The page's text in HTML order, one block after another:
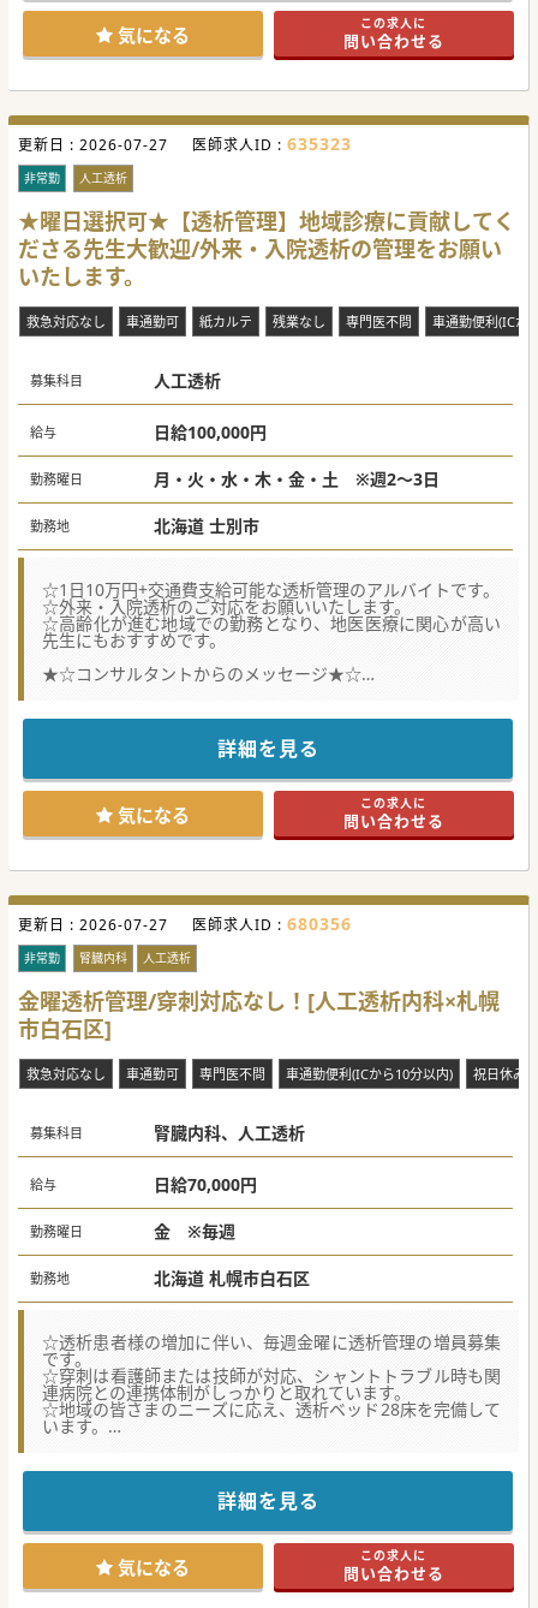
気になる この求人に
問い合わせる
更新日 : 2026-07-27 医師求人ID : 635323
非常勤 人工透析
★曜日選択可★【透析管理】地域診療に貢献してく
ださる先生大歓迎/外来・入院透析の管理をお願い
いたします。
救急対応なし 車通勤可 紙カルテ 残業なし 専門医不問 車通勤便利(ICか
募集科目 人工透析
給与 日給100,000円
勤務曜日 月・火・水・木・金・土 ※週2～3日
勤務地 北海道 士別市
☆1日10万円+交通費支給可能な透析管理のアルバイトです。
☆外来・入院透析のご対応をお願いいたします。
☆高齢化が進む地域での勤務となり、地医医療に関心が高い
先生にもおすすめです。
★☆コンサルタントからのメッセージ★☆
ります。
勤務曜日もご相談可能となりますので、
地域診療に関心の高い先生のご応募をぜひお待ちしておりま
す！
詳細を見る
気になる この求人に
問い合わせる
更新日 : 2026-07-27 医師求人ID : 680356
非常勤 腎臓内科 人工透析
金曜透析管理/穿刺対応なし！[人工透析内科×札幌
市白石区]
救急対応なし 車通勤可 専門医不問 車通勤便利(ICから10分以内) 祝日休み
募集科目 腎臓内科、人工透析
給与 日給70,000円
勤務曜日 金 ※毎週
勤務地 北海道 札幌市白石区
☆透析患者様の増加に伴い、毎週金曜に透析管理の増員募集
です。
☆穿刺は看護師または技師が対応、シャントトラブル時も関
連病院との連携体制がしっかりと取れています。
☆地域の皆さまのニーズに応え、透析ベッド28床を完備して
います。
市内で複数の施設の運営を行っている病院での非常勤医募集
消化器内科をメインで運営している病院ですが、透析患者様
の増加に伴い募集を行っております。
日給の他に交通費も別途支給となりますので、ご興味のある
先生はお気軽にお問い合わせください！
詳細を見る
気になる この求人に
問い合わせる